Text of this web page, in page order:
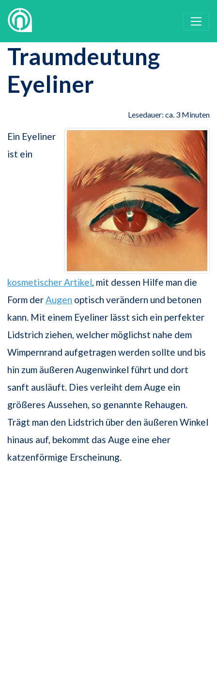
Traumdeutung
Eyeliner
Lesedauer: ca. 3 Minuten
Ein Eyeliner
ist ein
kosmetischer Artikel, mit dessen Hilfe man die
Form derAugen optisch verändern und betonen
kann. Mit einem Eyeliner lässt sich ein perfekter
Lidstrich ziehen, welcher möglichst nahe dem
Wimpernrand aufgetragen werden sollte und bis
hin zum äußeren Augenwinkel führt und dort
sanft ausläuft. Dies verleiht dem Auge ein
größeres Aussehen, so genannte Rehaugen.
Trägt man den Lidstrich über den äußeren Winkel
hinaus auf, bekommt das Auge eine eher
katzenförmige Erscheinung.